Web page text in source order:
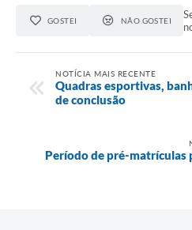
GOSTEI NÃO GOSTEI
NOTÍCIA MAIS RECENTE
Quadras esportivas,
de conclusão
Período de pré-matrículas